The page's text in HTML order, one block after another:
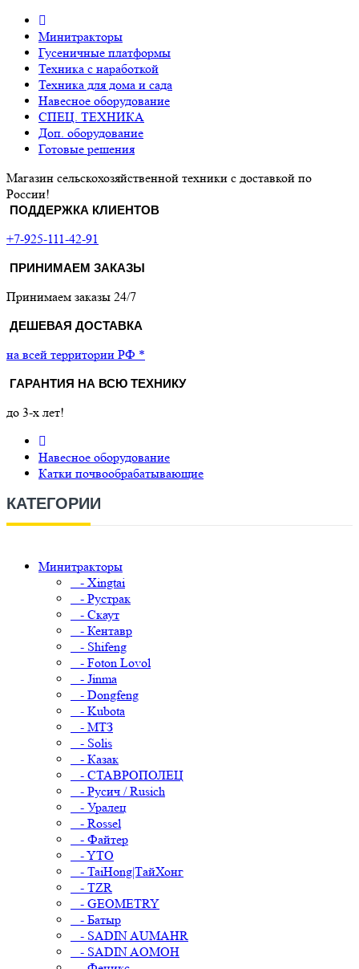
Минитракторы
Гусеничные платформы
Техника с наработкой
Техника для дома и сада
Навесное оборудование
СПЕЦ. ТЕХНИКА
Доп. оборудование
Готовые решения
Магазин сельскохозяйственной техники с доставкой по
России!
ПОДДЕРЖКА КЛИЕНТОВ
+7-925-111-42-91
ПРИНИМАЕМ ЗАКАЗЫ
Принимаем заказы 24/7
ДЕШЕВАЯ ДОСТАВКА
на всей территории РФ *
ГАРАНТИЯ НА ВСЮ ТЕХНИКУ
до 3-х лет!
Навесное оборудование
Катки почвообрабатывающие
КАТЕГОРИИ
Минитракторы
- Xingtai
- Рустрак
- Скаут
- Кентавр
- Shifeng
- Foton Lovol
- Jinma
- Dongfeng
- Kubota
- МТЗ
- Solis
- Казак
- СТАВРОПОЛЕЦ
- Русич / Rusich
- Уралец
- Rossel
- Файтер
- YTO
- TaiHong|ТайХонг
- TZR
- GEOMETRY
- Батыр
- SADIN AUMAHR
- SADIN AOMOH